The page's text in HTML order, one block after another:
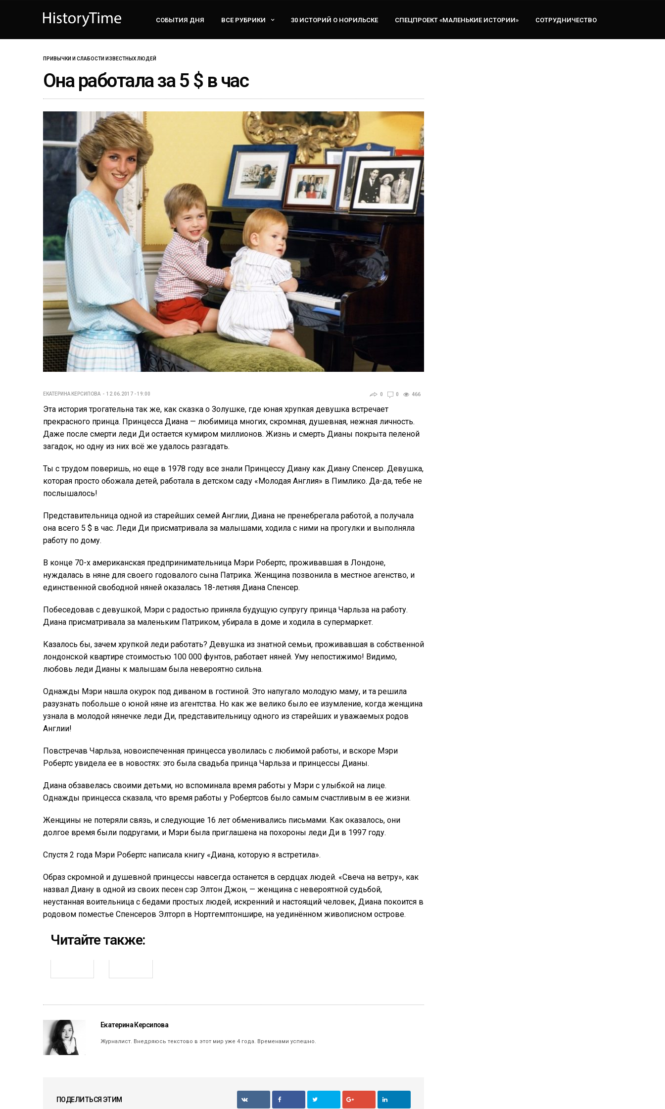
СОБЫТИЯ ДНЯ ВСЕ РУБРИКИ 30 ИСТОРИЙ О НОРИЛЬСКЕ СПЕЦПРОЕКТ «МАЛЕНЬКИЕ ИСТОРИИ» СОТРУДНИЧЕСТВО
ПРИВЫЧКИ И СЛАБОСТИ ИЗВЕСТНЫХ ЛЮДЕЙ
Она работала за 5 $ в час
ЕКАТЕРИНА КЕРСИПОВА 12.06.2017 - 19:00 0 0 466
Эта история трогательна так же, как сказка о Золушке, где юная хрупкая девушка встречает
прекрасного принца. Принцесса Диана — любимица многих, скромная, душевная, нежная личность.
Даже после смерти леди Ди остается кумиром миллионов. Жизнь и смерть Дианы покрыта пеленой
загадок, но одну из них всё же удалось разгадать.
Ты с трудом поверишь, но еще в 1978 году все знали Принцессу Диану как Диану Спенсер. Девушка,
которая просто обожала детей, работала в детском саду «Молодая Англия» в Пимлико. Да-да, тебе не
послышалось!
Представительница одной из старейших семей Англии, Диана не пренебрегала работой, а получала
она всего 5 $ в час. Леди Ди присматривала за малышами, ходила с ними на прогулки и выполняла
работу по дому.
В конце 70-х американская предпринимательница Мэри Робертс, проживавшая в Лондоне,
нуждалась в няне для своего годовалого сына Патрика. Женщина позвонила в местное агенство, и
единственной свободной няней оказалась 18-летняя Диана Спенсер.
Побеседовав с девушкой, Мэри с радостью приняла будущую супругу принца Чарльза на работу.
Диана присматривала за маленьким Патриком, убирала в доме и ходила в супермаркет.
Казалось бы, зачем хрупкой леди работать? Девушка из знатной семьи, проживавшая в собственной
лондонской квартире стоимостью 100 000 фунтов, работает няней. Уму непостижимо! Видимо,
любовь леди Дианы к малышам была невероятно сильна.
Однажды Мэри нашла окурок под диваном в гостиной. Это напугало молодую маму, и та решила
разузнать побольше о юной няне из агентства. Но как же велико было ее изумление, когда женщина
узнала в молодой нянечке леди Ди, представительницу одного из старейших и уважаемых родов
Англии!
Повстречав Чарльза, новоиспеченная принцесса уволилась с любимой работы, и вскоре Мэри
Робертс увидела ее в новостях: это была свадьба принца Чарльза и принцессы Дианы.
Диана обзавелась своими детьми, но вспоминала время работы у Мэри с улыбкой на лице.
Однажды принцесса сказала, что время работы у Робертсов было самым счастливым в ее жизни.
Женщины не потеряли связь, и следующие 16 лет обменивались письмами. Как оказалось, они
долгое время были подругами, и Мэри была приглашена на похороны леди Ди в 1997 году.
Спустя 2 года Мэри Робертс написала книгу «Диана, которую я встретила».
Образ скромной и душевной принцессы навсегда останется в сердцах людей. «Свеча на ветру», как
назвал Диану в одной из своих песен сэр Элтон Джон, — женщина с невероятной судьбой,
неустанная воительница с бедами простых людей, искренний и настоящий человек, Диана покоится в
родовом поместье Спенсеров Элторп в Нортгемптоншире, на уединённом живописном острове.
Читайте также:
Екатерина Керсипова
Журналист. Внедряюсь текстово в этот мир уже 4 года. Временами успешно.
ПОДЕЛИТЬСЯ ЭТИМ